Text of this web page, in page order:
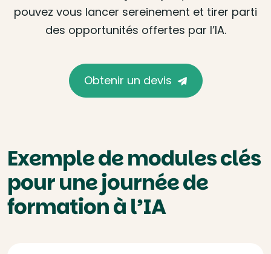
pouvez vous lancer sereinement et tirer parti
des opportunités offertes par l’IA.
Obtenir un devis
Exemple de modules clés
pour une journée de
formation à l’IA